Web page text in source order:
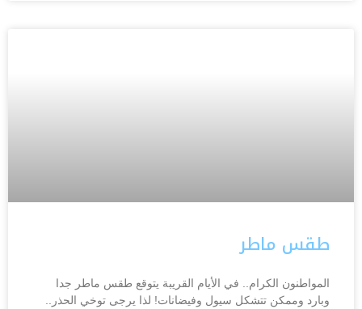
طقس ماطر
المواطنون الكرام.. في الأيام القريبة يتوقع طقس ماطر جدا
وبارد وممكن تتشكل سيول وفيضانات! لذا يرجى توخي الحذر..